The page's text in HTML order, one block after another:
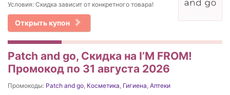
Условия: Скидка зависит от конкретного товара!
Открыть купон
Patch and go, Скидка на I’M FROM!
Промокод по 31 августа 2026
Промокоды: Patch and go, Косметика, Гигиена, Аптеки